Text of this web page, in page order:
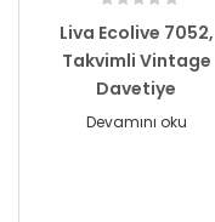
Liva Ecolive 7052,
Takvimli Vintage
Davetiye
Devamını oku